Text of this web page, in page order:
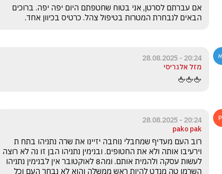
הבאים לנבחרת המטרות בטיפול צהל. כרטיס בכיוון אחד.
20:24 - 28.08.2025
מזל אלגריסי
🖕🖕🖕
20:24 - 28.08.2025
pako pak